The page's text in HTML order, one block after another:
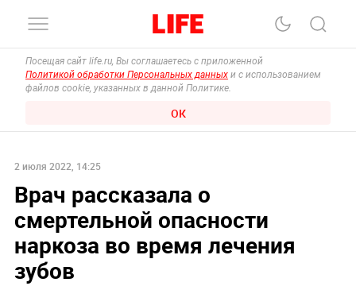
Посещая сайт life.ru, Вы соглашаетесь с приложенной
Политикой обработки Персональных данных и с использованием
файлов cookie, указанных в данной Политике.
ОК
2 июля 2022, 14:25
Врач рассказала о
смертельной опасности
наркоза во время лечения
зубов